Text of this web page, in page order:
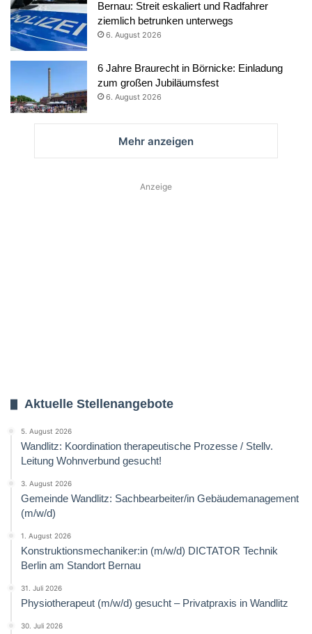
Bernau: Streit eskaliert und Radfahrer
ziemlich betrunken unterwegs
6. August 2026
6 Jahre Braurecht in Börnicke: Einladung
zum großen Jubiläumsfest
6. August 2026
Mehr anzeigen
Anzeige
Aktuelle Stellenangebote
5. August 2026
Wandlitz: Koordination therapeutische Prozesse / Stellv.
Leitung Wohnverbund gesucht!
3. August 2026
Gemeinde Wandlitz: Sachbearbeiter/in Gebäudemanagement
(m/w/d)
1. August 2026
Konstruktionsmechaniker:in (m/w/d) DICTATOR Technik
Berlin am Standort Bernau
31. Juli 2026
Physiotherapeut (m/w/d) gesucht – Privatpraxis in Wandlitz
30. Juli 2026